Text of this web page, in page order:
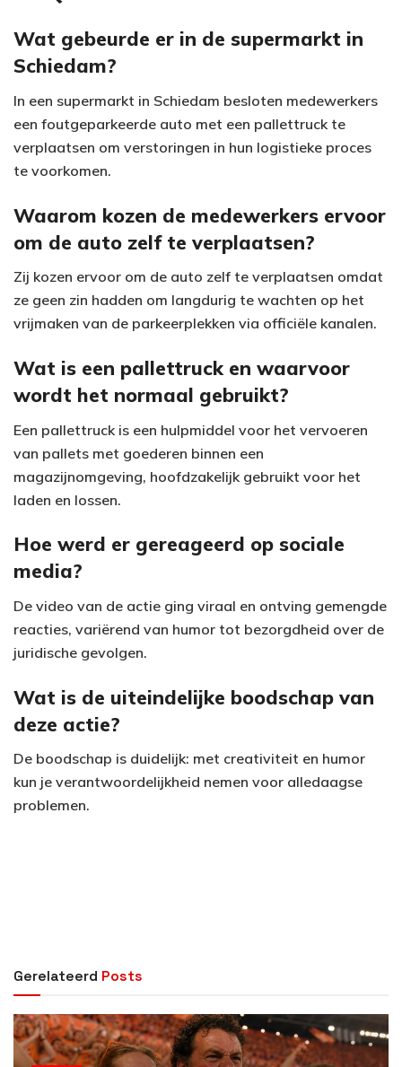
V
d
e
Wat gebeurde er in de supermarkt in
Schiedam?
In een supermarkt in Schiedam besloten medewerkers
een foutgeparkeerde auto met een pallettruck te
verplaatsen om verstoringen in hun logistieke proces
te voorkomen.
Waarom kozen de medewerkers ervoor
om de auto zelf te verplaatsen?
Zij kozen ervoor om de auto zelf te verplaatsen omdat
ze geen zin hadden om langdurig te wachten op het
vrijmaken van de parkeerplekken via officiële kanalen.
Wat is een pallettruck en waarvoor
wordt het normaal gebruikt?
Een pallettruck is een hulpmiddel voor het vervoeren
van pallets met goederen binnen een
magazijnomgeving, hoofdzakelijk gebruikt voor het
laden en lossen.
Hoe werd er gereageerd op sociale
media?
De video van de actie ging viraal en ontving gemengde
reacties, variërend van humor tot bezorgdheid over de
juridische gevolgen.
Wat is de uiteindelijke boodschap van
deze actie?
De boodschap is duidelijk: met creativiteit en humor
kun je verantwoordelijkheid nemen voor alledaagse
problemen.
Gerelateerd Posts